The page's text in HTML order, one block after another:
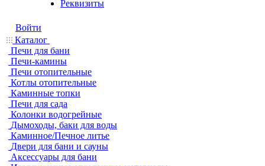
Реквизиты
Войти
Каталог
Печи для бани
Печи-камины
Печи отопительные
Котлы отопительные
Каминные топки
Печи для сада
Колонки водогрейные
Дымоходы, баки для воды
Каминное/Печное литье
Двери для бани и сауны
Аксессуары для бани